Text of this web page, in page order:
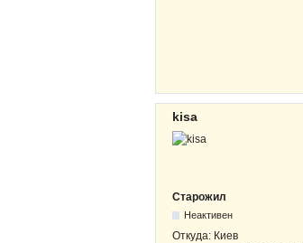
kisa
Старожил
Неактивен
Откуда: Киев